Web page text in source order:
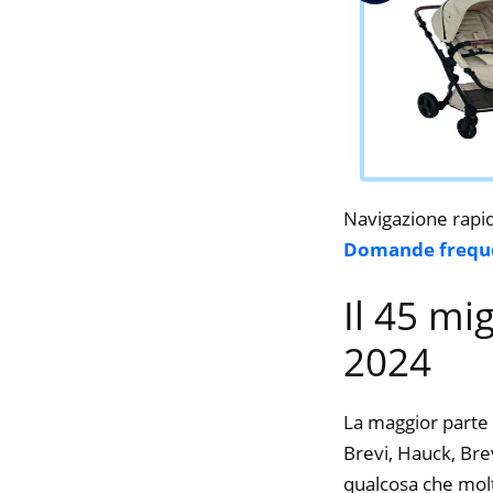
Navigazione
Domande
Il 45
2024
La maggior
Brevi, Hauck,
qualcosa che